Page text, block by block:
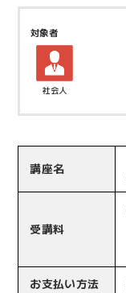
対象者
社会人
講座名
受講料
お支払い方法